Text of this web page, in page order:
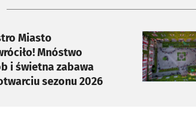
Miasto
Mnóstwo
i świetna zabawa
sezonu 2026
otworzy się